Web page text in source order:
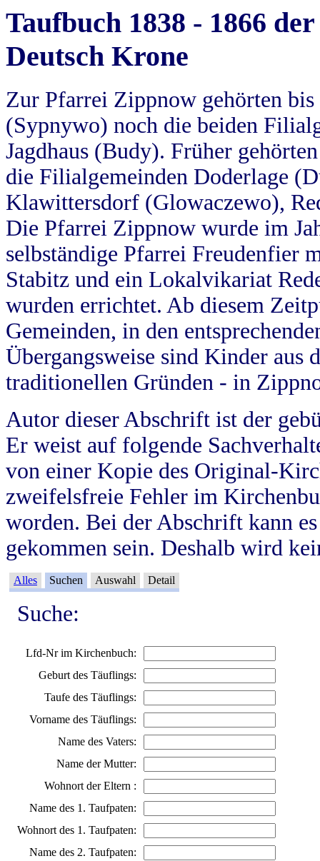
Taufbuch 1838 - 1866
Deutsch Krone
Zur Pfarrei Zippnow gehörten
(Sypnywo) noch die beiden
Jagdhaus (Budy). Früher
die Filialgemeinden Doderlage
Klawittersdorf (Glowaczewo),
Die Pfarrei Zippnow wurde im
selbständige Pfarrei Freudenfier
Stabitz und ein Lokalvikariat
wurden errichtet. Ab diesem
Gemeinden, in den
Übergangsweise sind Kinder aus
traditionellen Gründen - in
Autor dieser Abschrift ist der
Er weist auf folgende
von einer Kopie des Original-
zweifelsfreie Fehler im
worden. Bei der Abschrift kann
gekommen sein. Deshalb wird
Alles Suchen Auswahl Detail
Suche:
Lfd-Nr im Kirchenbuch:
Geburt des Täuflings:
Taufe des Täuflings:
Vorname des Täuflings:
Name des Vaters:
Name der Mutter:
Wohnort der Eltern :
Name des 1. Taufpaten:
Wohnort des 1. Taufpaten:
Name des 2. Taufpaten: